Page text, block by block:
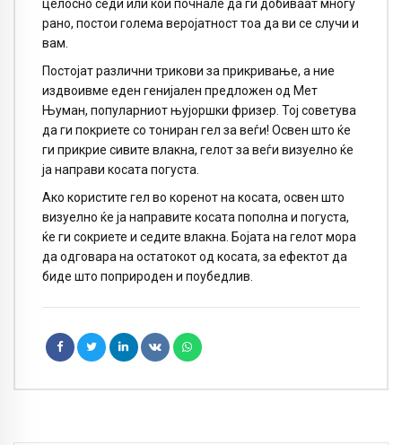
целосно седи или кои почнале да ги добиваат многу
рано, постои голема веројатност тоа да ви се случи и
вам.
Постојат различни трикови за прикривање, а ние
издвоивме еден генијален предложен од Мет
Њуман, популарниот њујоршки фризер. Тој советува
да ги покриете со тониран гел за веѓи! Освен што ќе
ги прикрие сивите влакна, гелот за веѓи визуелно ќе
ја направи косата погуста.
Ако користите гел во коренот на косата, освен што
визуелно ќе ја направите косата пополна и погуста,
ќе ги сокриете и седите влакна. Бојата на гелот мора
да одговара на остатокот од косата, за ефектот да
биде што поприроден и поубедлив.